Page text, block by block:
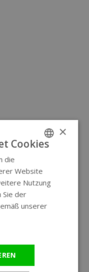
GERMAN
×
Cookies
die
Website
Nutzung
Sie der
unserer